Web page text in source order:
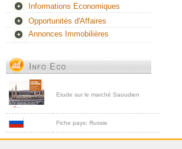
Informations Economiques
Opportunités d'Affaires
Annonces Immobilières
Etude sur le marché Saoudien
Fiche pays: Russie